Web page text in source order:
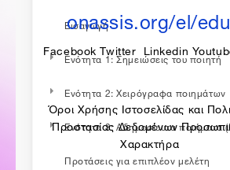
Εισαγωγή
Ενότητα 1: Σημειώσεις του ποιητή
Ενότητα 2: Χειρόγραφα ποιημάτων
Ενότητα 3: Αδημοσίευτα ποιήματα
Προτάσεις για επιπλέον μελέτη
onassis.org/el/
Facebook Twitter Linkedin
Όροι Χρήσης Ιστοσελίδας και
Προστασίας Δεδομένων
Χαρακτήρα